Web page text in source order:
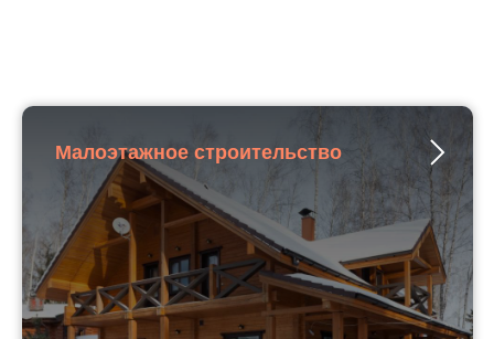
Малоэтажное строительство